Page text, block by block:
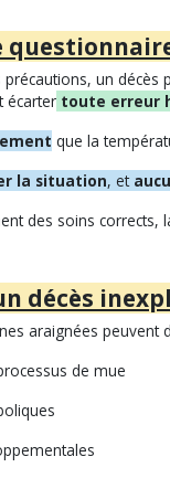
un
écarter toute erreur
que la
la situation, et
des soins corrects,
décès
araignées
de mue